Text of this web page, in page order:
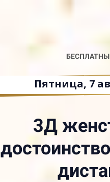
Пятница, 7
3Д